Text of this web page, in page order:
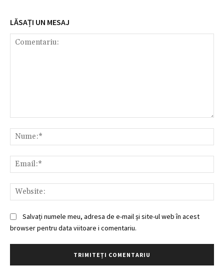
LĂSAȚI UN MESAJ
Salvați numele meu, adresa de e-mail și site-ul web în acest
browser pentru data viitoare i comentariu.